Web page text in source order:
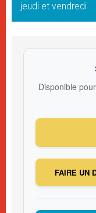
jeudi et vendredi
Disponible
FAIRE UN